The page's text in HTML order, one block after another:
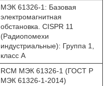
МЭК 61326-1: Базовая
электромагнитная
обстановка. CISPR 11
(Радиопомехи
индустриальные): Группа 1,
класс A
RCM МЭК 61326-1 (ГОСТ Р
МЭК 61326-1-2014)